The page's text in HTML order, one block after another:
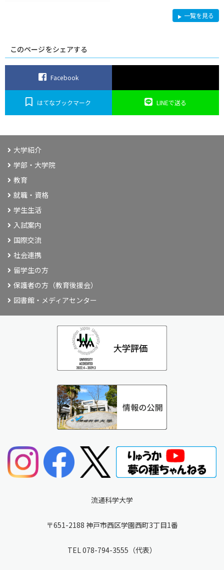
R
Y
び・
一覧を見る
このページをシェアする
Facebook
はてなブックマーク LINEで送る
大学紹介
学部・大学院
教育
就職・資格
学生生活
入試案内
国際交流
社会連携
留学生の方
保護者の方（教育後援会）
図書館・メディアセンター
流通科学大学
〒651-2188 神戸市西区学園西町3丁目1番
TEL 078-794-3555 （代表）